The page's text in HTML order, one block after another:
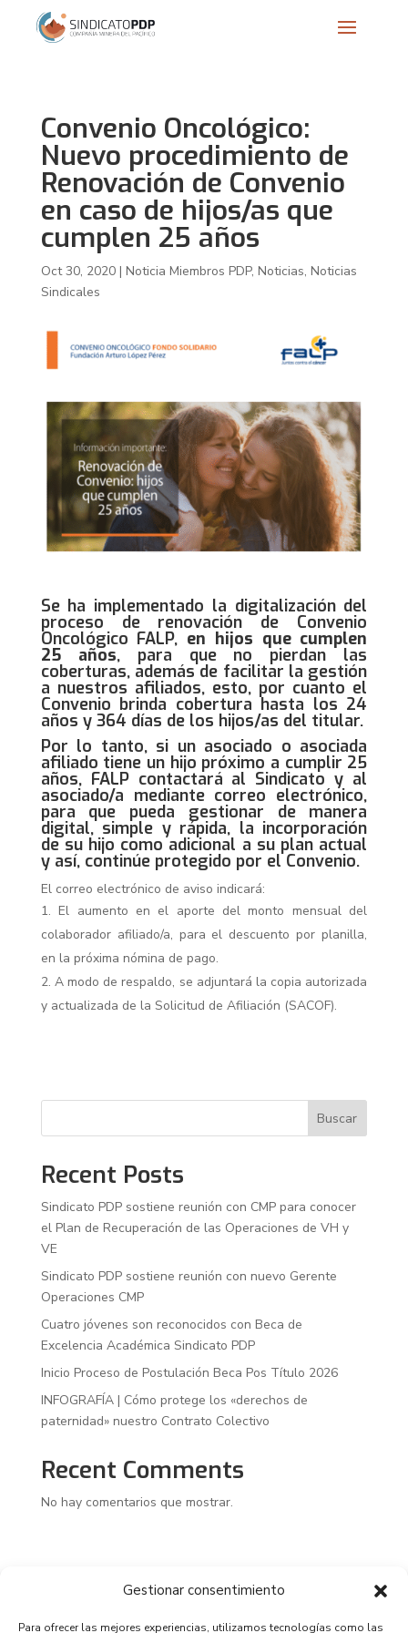
Gestionar consentimiento
Para ofrecer las mejores experiencias, utilizamos tecnologías como las
Convenio Oncológico:
Nuevo procedimiento de
Renovación de Convenio
en caso de hijos/as que
cumplen 25 años
Oct 30, 2020| Noticia Miembros PDP, Noticias, Noticias
Sindicales
Se ha implementado la digitalización del
proceso de renovación de Convenio
Oncológico FALP, en hijos que cumplen
25 años, para que no pierdan las
coberturas, además de facilitar la gestión
a nuestros afiliados, esto, por cuanto el
Convenio brinda cobertura hasta los 24
años y 364 días de los hijos/as del titular.
Por lo tanto, si un asociado o asociada
afiliado tiene un hijo próximo a cumplir 25
años, FALP contactará al Sindicato y al
asociado/a mediante correo electrónico,
para que pueda gestionar de manera
digital, simple y rápida, la incorporación
de su hijo como adicional a su plan actual
y así, continúe protegido por el Convenio.
El correo electrónico de aviso indicará:
El aumento en el aporte del monto mensual del
colaborador afiliado/a, para el descuento por planilla,
en la próxima nómina de pago.
A modo de respaldo, se adjuntará la copia autorizada
y actualizada de la Solicitud de Afiliación (SACOF).
Buscar
Recent Posts
Sindicato PDP sostiene reunión con CMP para conocer
el Plan de Recuperación de las Operaciones de VH y
VE
Sindicato PDP sostiene reunión con nuevo Gerente
Operaciones CMP
Cuatro jóvenes son reconocidos con Beca de
Excelencia Académica Sindicato PDP
Inicio Proceso de Postulación Beca Pos Título 2026
INFOGRAFÍA | Cómo protege los «derechos de
paternidad» nuestro Contrato Colectivo
Recent Comments
No hay comentarios que mostrar.